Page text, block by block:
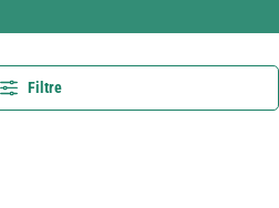
Filtre